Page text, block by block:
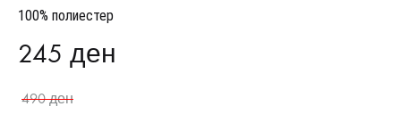
100% полиестер
245 ден
490ден